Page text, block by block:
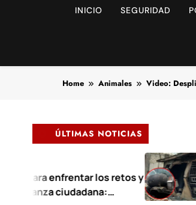
INICIO SEGURIDAD
Home Animales Video:
ÚLTIMAS NOTICIAS
los retos y
Agosto 7,
Pipa de
deja 21